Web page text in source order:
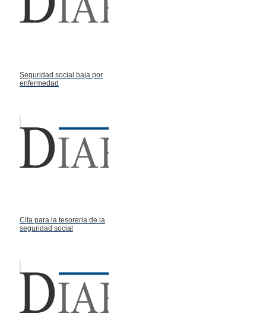
Seguridad social baja por
enfermedad
Cita para la tesoreria de la
seguridad social